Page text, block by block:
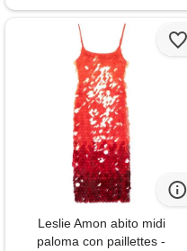
Leslie Amon abito midi
paloma con paillettes -